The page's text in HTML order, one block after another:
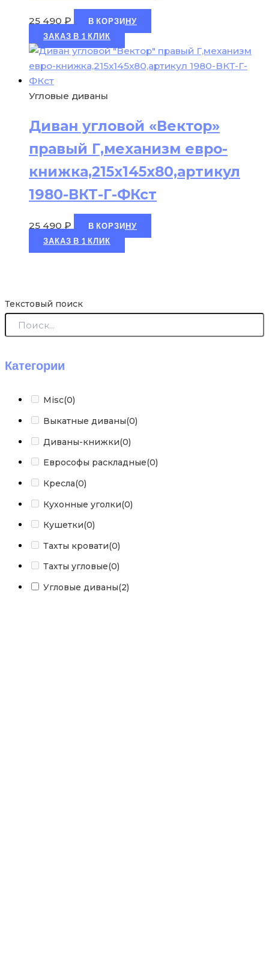
Текстовый поиск
Категории
Misc(0)
Выкатные диваны(0)
Диваны-книжки(0)
Еврософы раскладные(0)
Кресла(0)
Кухонные уголки(0)
Кушетки(0)
Тахты кровати(0)
Тахты угловые(0)
Угловые диваны(2)
25 490 ₽
В КОРЗИНУ
ЗАКАЗ В 1 КЛИК
Угловые диваны
Диван угловой «Вектор»
правый Г,механизм евро-
книжка,215х145х80,артикул
1980-ВКТ-Г-ФКст
25 490 ₽
В КОРЗИНУ
ЗАКАЗ В 1 КЛИК